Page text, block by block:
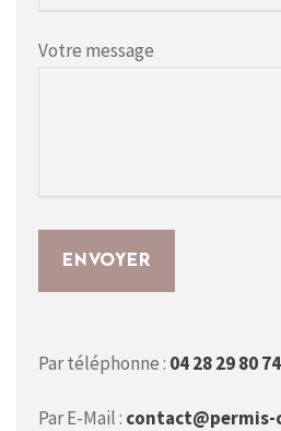
Votre message
Par téléphonne : 04 28 29 80 74
Par E-Mail :